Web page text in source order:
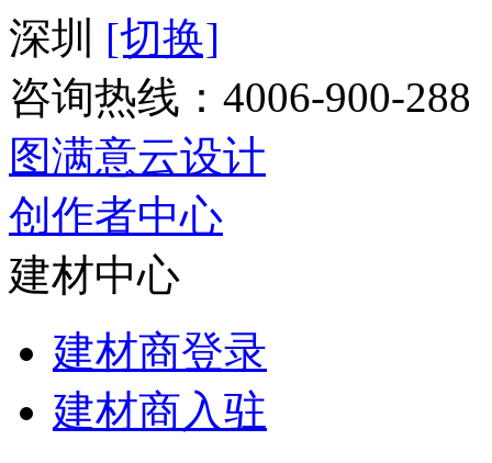
深圳 [切换]
咨询热线： 4006-900-288
图满意云设计
创作者中心
建材中心
建材商登录
建材商入驻